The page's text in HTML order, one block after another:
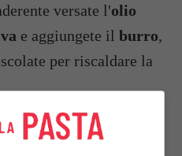
versate l'olio
e aggiungete il burro,
per riscaldare la